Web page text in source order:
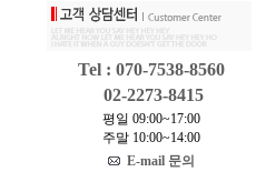
Tel : 070-7538-8560
02-2273-8415
평일 09:00~17:00
주말 10:00~14:00
E-mail 문의